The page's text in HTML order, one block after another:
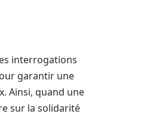
interrogations
garantir une
Ainsi, quand une
sur la solidarité